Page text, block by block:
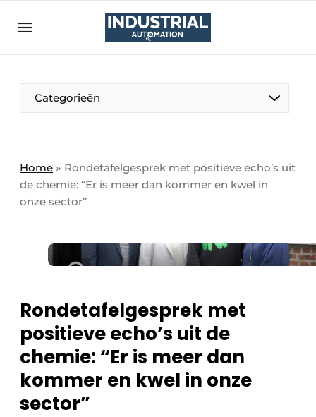
Aanmelden
Bedrijven
Bedrijven
Direct contact
Eigen content aanleveren
Meest gelezen
Podcasts
Privacy / Cookie statement
Vacature aanmelden
Vacatures
Video’s
Categorieën
Home » Rondetafelgesprek met positieve echo’s uit
de chemie: “Er is meer dan kommer en kwel in
onze sector”
Rondetafelgesprek met
positieve echo’s uit de
chemie: “Er is meer dan
kommer en kwel in onze
sector”